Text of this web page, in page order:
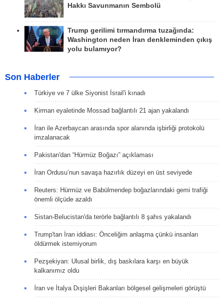
Hakkı Savunmanın Sembolü
Trump gerilimi tırmandırma tuzağında:
Washington neden İran denkleminden çıkış
yolu bulamıyor?
Son Haberler
Türkiye ve 7 ülke Siyonist İsrail'i kınadı
Kirman eyaletinde Mossad bağlantılı 21 ajan yakalandı
İran ile Azerbaycan arasında spor alanında işbirliği protokolü
imzalanacak
Pakistan'dan “Hürmüz Boğazı” açıklaması
İran Ordusu’nun savaşa hazırlık düzeyi en üst seviyede
Reuters: Hürmüz ve Babülmendep boğazlarındaki gemi trafiği
önemli ölçüde azaldı
Sistan-Belucistan'da terörle bağlantılı 8 şahıs yakalandı
Trump'tan İran iddiası: Önceliğim anlaşma çünkü insanları
öldürmek istemiyorum
Pezşekiyan: Ulusal birlik, dış baskılara karşı en büyük
kalkanımız oldu
İran ve İtalya Dışişleri Bakanları bölgesel gelişmeleri görüştü